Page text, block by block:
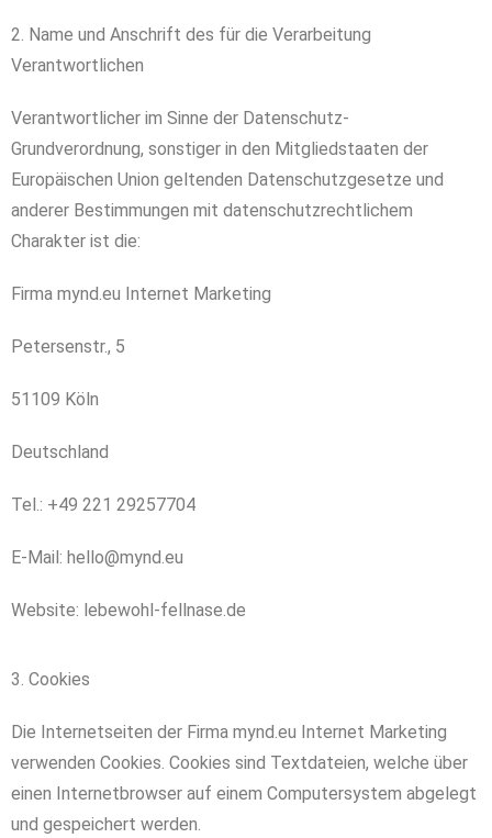
2. Name und Anschrift des für die Verarbeitung
Verantwortlichen
Verantwortlicher im Sinne der Datenschutz-
Grundverordnung, sonstiger in den Mitgliedstaaten der
Europäischen Union geltenden Datenschutzgesetze und
anderer Bestimmungen mit datenschutzrechtlichem
Charakter ist die:
Firma mynd.eu Internet Marketing
Petersenstr., 5
51109 Köln
Deutschland
Tel.: +49 221 29257704
E-Mail: hello@mynd.eu
Website: lebewohl-fellnase.de
3. Cookies
Die Internetseiten der Firma mynd.eu Internet Marketing
verwenden Cookies. Cookies sind Textdateien, welche über
einen Internetbrowser auf einem Computersystem abgelegt
und gespeichert werden.